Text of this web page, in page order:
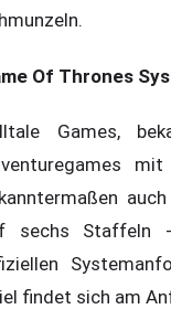
Of Thrones
Games,
sechs Staffeln
findet sich am